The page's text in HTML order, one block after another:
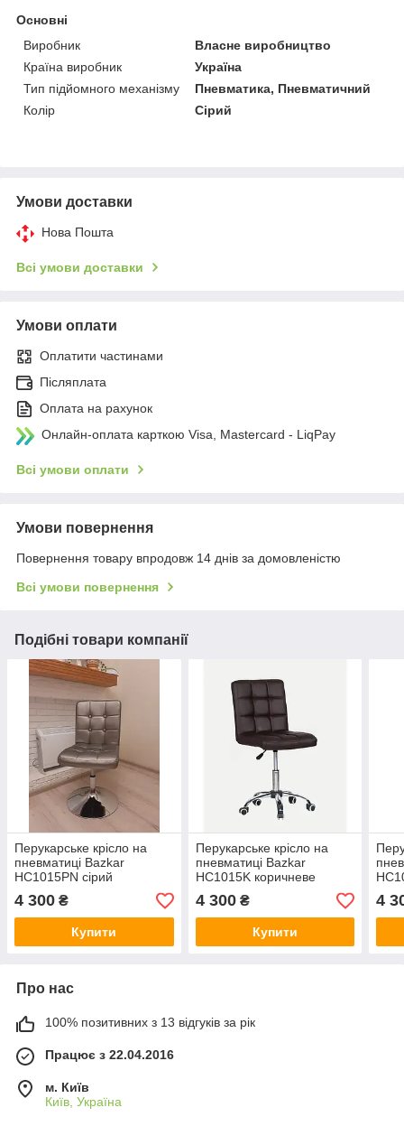
Основні
Виробник
Власне виробництво
Країна виробник
Україна
Тип підйомного механізму
Пневматика, Пневматичний
Колір
Сірий
Умови доставки
Нова Пошта
Всі умови доставки
Умови оплати
Оплатити частинами
Післяплата
Оплата на рахунок
Онлайн-оплата карткою Visa, Mastercard - LiqPay
Всі умови оплати
Умови повернення
Повернення товару впродовж 14 днів за домовленістю
Всі умови повернення
Подібні товари компанії
Перукарське крісло на
пневматиці Bazkar
HC1015PN сірий
4 300 ₴
Купити
Перукарське крісло на
пневматиці Bazkar
HC1015K коричневе
4 300₴
Купити
4
Про нас
100% позитивних з 13 відгуків за рік
Працює з 22.04.2016
м. Київ
Київ, Україна